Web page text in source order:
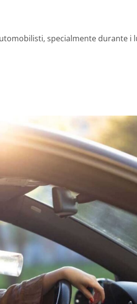
specialmente durante i